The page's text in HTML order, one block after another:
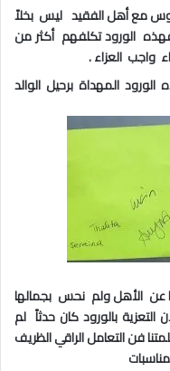
مع أهل الفقيد ليس بخلاً
الورود تكلفهم أكثر من
واجب العزاء.
المهداة برحيل الوالد
عن الأهل ولم نحس بجمالها
بالورود كان حدثاً لم
فن التعامل الراقي الظريف